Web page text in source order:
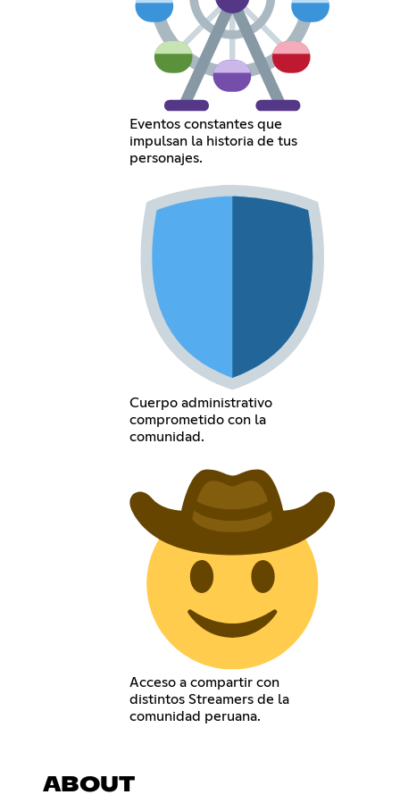
Eventos constantes que
impulsan la historia de tus
personajes.
Cuerpo administrativo
comprometido con la
comunidad.
Acceso a compartir con
distintos Streamers de la
comunidad peruana.
ABOUT